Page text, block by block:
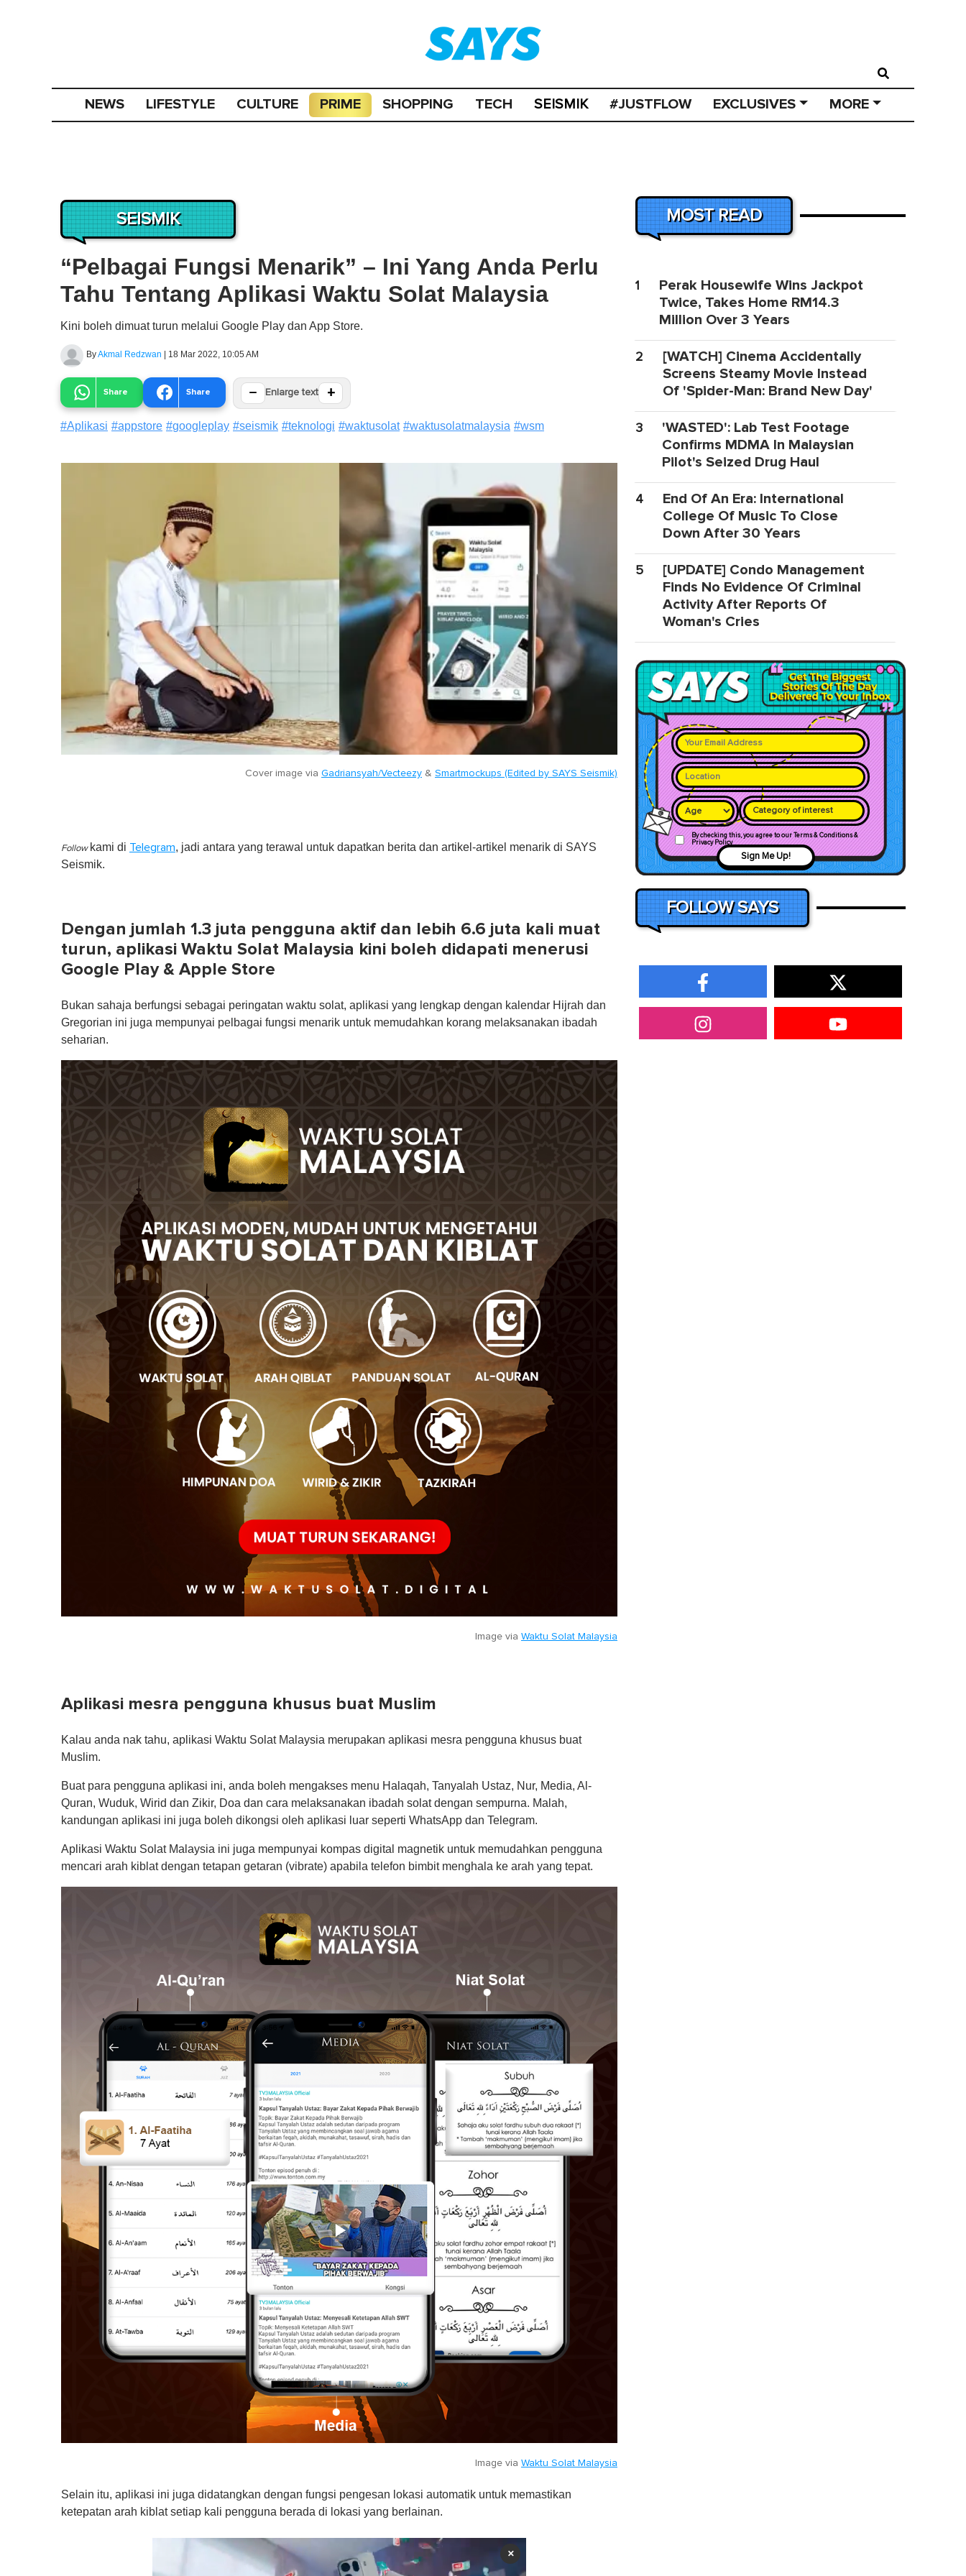
NEWS LIFESTYLE CULTURE PRIME SHOPPING TECH SEISMIK #JUSTFLOW EXCLUSIVES MORE
SEISMIK
“Pelbagai Fungsi Menarik” – Ini Yang Anda Perlu
Tahu Tentang Aplikasi Waktu Solat Malaysia
Kini boleh dimuat turun melalui Google Play dan App Store.
ByAkmal Redzwan | 18 Mar 2022, 10:05 AM
Share Share − Enlarge text +
#Aplikasi #appstore #googleplay #seismik #teknologi #waktusolat #waktusolatmalaysia #wsm
Cover image via Gadriansyah/Vecteezy & Smartmockups (Edited by SAYS Seismik)
Follow kami di Telegram, jadi antara yang terawal untuk dapatkan berita dan artikel-artikel menarik di SAYS
Seismik.
Dengan jumlah 1.3 juta pengguna aktif dan lebih 6.6 juta kali muat
turun, aplikasi Waktu Solat Malaysia kini boleh didapati menerusi
Google Play & Apple Store
Bukan sahaja berfungsi sebagai peringatan waktu solat, aplikasi yang lengkap dengan kalendar Hijrah dan
Gregorian ini juga mempunyai pelbagai fungsi menarik untuk memudahkan korang melaksanakan ibadah
seharian.
Image via Waktu Solat Malaysia
Aplikasi mesra pengguna khusus buat Muslim
Kalau anda nak tahu, aplikasi Waktu Solat Malaysia merupakan aplikasi mesra pengguna khusus buat
Muslim.
Buat para pengguna aplikasi ini, anda boleh mengakses menu Halaqah, Tanyalah Ustaz, Nur, Media, Al-
Quran, Wuduk, Wirid dan Zikir, Doa dan cara melaksanakan ibadah solat dengan sempurna. Malah,
kandungan aplikasi ini juga boleh dikongsi oleh aplikasi luar seperti WhatsApp dan Telegram.
Aplikasi Waktu Solat Malaysia ini juga mempunyai kompas digital magnetik untuk memudahkan pengguna
mencari arah kiblat dengan tetapan getaran (vibrate) apabila telefon bimbit menghala ke arah yang tepat.
Image via Waktu Solat Malaysia
Selain itu, aplikasi ini juga didatangkan dengan fungsi pengesan lokasi automatik untuk memastikan
ketepatan arah kiblat setiap kali pengguna berada di lokasi yang berlainan.
×
MOST READ
1
Perak Housewife Wins Jackpot
Twice, Takes Home RM14.3
Million Over 3 Years
2
[WATCH] Cinema Accidentally
Screens Steamy Movie Instead
Of 'Spider-Man: Brand New Day'
3
'WASTED': Lab Test Footage
Confirms MDMA In Malaysian
Pilot's Seized Drug Haul
4
End Of An Era: International
College Of Music To Close
Down After 30 Years
5
[UPDATE] Condo Management
Finds No Evidence Of Criminal
Activity After Reports Of
Woman's Cries
Category of interest
By checking this, you agree to our Terms & Conditions &
Privacy Policy
Sign Me Up!
FOLLOW SAYS